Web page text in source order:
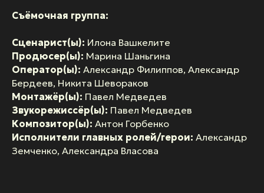
Съёмочная группа:
Сценарист(ы): Илона Вашкелите
Продюсер(ы): Марина Шаньгина
Оператор(ы): Александр Филиппов, Александр
Бердеев, Никита Шевораков
Монтажёр(ы): Павел Медведев
Звукорежиссёр(ы): Павел Медведев
Композитор(ы): Антон Горбенко
Исполнители главных ролей/герои: Александр
Земченко, Александра Власова